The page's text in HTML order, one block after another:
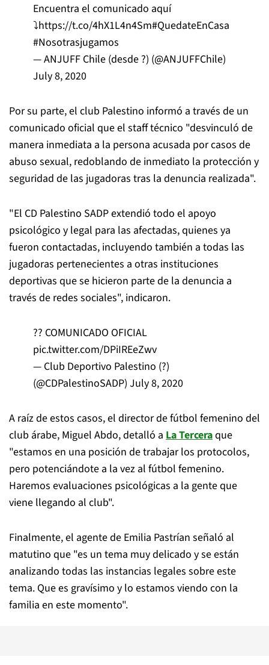
Encuentra el comunicado aquí
⤵️https://t.co/4hX1L4n4Sm#QuedateEnCasa
#Nosotrasjugamos
— ANJUFF Chile (desde ?) (@ANJUFFChile)
July 8, 2020
Por su parte, el club Palestino informó a través de un
comunicado oficial que el staff técnico "desvinculó de
manera inmediata a la persona acusada por casos de
abuso sexual, redoblando de inmediato la protección y
seguridad de las jugadoras tras la denuncia realizada".
"El CD Palestino SADP extendió todo el apoyo
psicológico y legal para las afectadas, quienes ya
fueron contactadas, incluyendo también a todas las
jugadoras pertenecientes a otras instituciones
deportivas que se hicieron parte de la denuncia a
través de redes sociales", indicaron.
?? COMUNICADO OFICIAL
pic.twitter.com/DPiIREeZwv
— Club Deportivo Palestino (?)
(@CDPalestinoSADP) July 8, 2020
A raíz de estos casos, el director de fútbol femenino del
club árabe, Miguel Abdo, detalló a La Terceraque
"estamos en una posición de trabajar los protocolos,
pero potenciándote a la vez al fútbol femenino.
Haremos evaluaciones psicológicas a la gente que
viene llegando al club".
Finalmente, el agente de Emilia Pastrían señaló al
matutino que "es un tema muy delicado y se están
analizando todas las instancias legales sobre este
tema. Que es gravísimo y lo estamos viendo con la
familia en este momento".